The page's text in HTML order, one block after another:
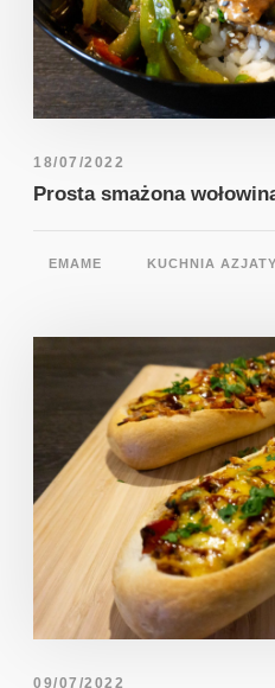
18/07/2022
Prosta smażona
EMAME KUCHNIA
09/07/2022